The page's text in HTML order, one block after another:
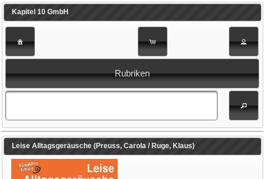
Kapitel 10 GmbH
Rubriken
Leise Alltagsgeräusche (Preuss, Carola / Ruge, Klaus)